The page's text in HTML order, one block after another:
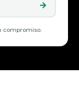
→
compromiso.